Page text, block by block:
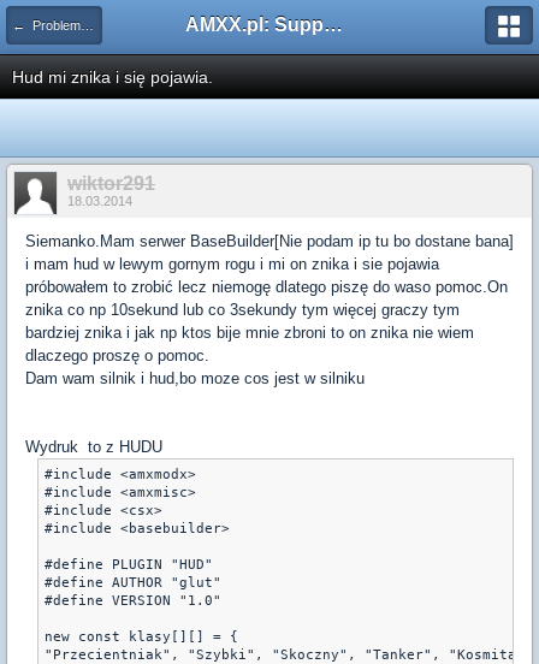
← Problemy z pluginami AMXX.pl: Support AMX Mod X i SourceMod
Hud mi znika i się pojawia.
wiktor291
18.03.2014
Siemanko.Mam serwer BaseBuilder[Nie podam ip tu bo dostane bana]
i mam hud w lewym gornym rogu i mi on znika i sie pojawia
próbowałem to zrobić lecz niemogę dlatego piszę do waso pomoc.On
znika co np 10sekund lub co 3sekundy tym więcej graczy tym
bardziej znika i jak np ktos bije mnie zbroni to on znika nie wiem
dlaczego proszę o pomoc.
Dam wam silnik i hud,bo moze cos jest w silniku
Wydruk to z HUDU
#include <amxmodx>
#include <amxmisc>
#include <csx>
#include <basebuilder>
#define PLUGIN "HUD"
#define AUTHOR "glut"
#define VERSION "1.0"
new const klasy[][] = {
"Przecientniak", "Szybki", "Skoczny", "Tanker", "Kosmita"